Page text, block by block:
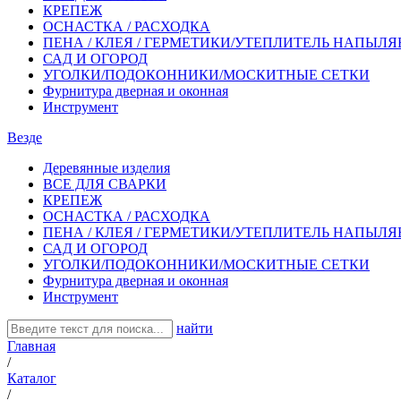
КРЕПЕЖ
ОСНАСТКА / РАСХОДКА
ПЕНА / КЛЕЯ / ГЕРМЕТИКИ/УТЕПЛИТЕЛЬ
САД И ОГОРОД
УГОЛКИ/ПОДОКОННИКИ/МОСКИТНЫЕ СЕТКИ
Фурнитура дверная и оконная
Инструмент
Везде
Деревянные изделия
ВСЕ ДЛЯ СВАРКИ
КРЕПЕЖ
ОСНАСТКА / РАСХОДКА
ПЕНА / КЛЕЯ / ГЕРМЕТИКИ/УТЕПЛИТЕЛЬ
САД И ОГОРОД
УГОЛКИ/ПОДОКОННИКИ/МОСКИТНЫЕ СЕТКИ
Фурнитура дверная и оконная
Инструмент
найти
Главная
/
Каталог
/